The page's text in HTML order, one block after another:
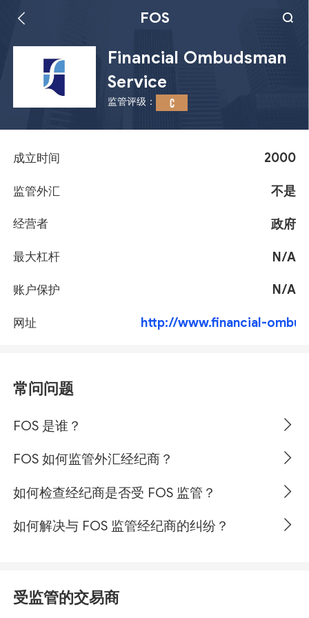
FOS
Financial Ombudsman
Service
监管评级： C
成立时间 2000
监管外汇 不是
经营者 政府
最大杠杆 N/A
账户保护 N/A
网址 http://www.financial-
常问问题
FOS 是谁？
FOS 如何监管外汇经纪商？
如何检查经纪商是否受 FOS 监管？
如何解决与 FOS 监管经纪商的纠纷？
受监管的交易商